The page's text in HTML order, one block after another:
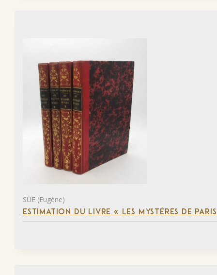
SÜE (Eugène)
ESTIMATION DU LIVRE « LES MYSTÈRES DE